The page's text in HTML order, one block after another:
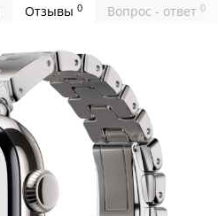
Отзывы 0 Вопрос - ответ 0